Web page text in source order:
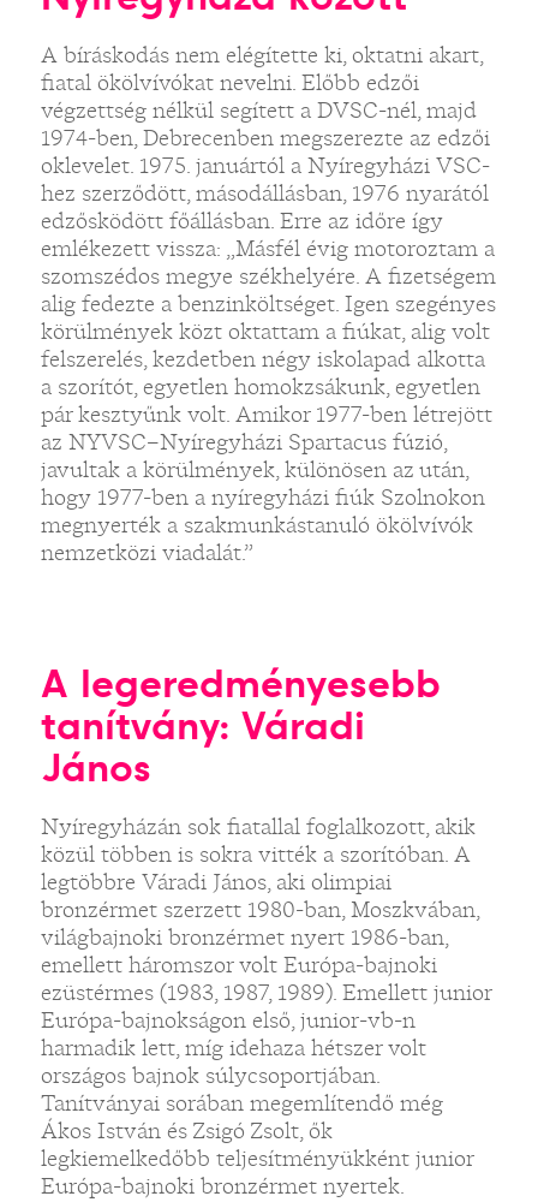
A bíráskodás nem elégítette ki, oktatni akart,
fiatal ökölvívókat nevelni. Előbb edzői
végzettség nélkül segített a DVSC-nél, majd
1974-ben, Debrecenben megszerezte az edzői
oklevelet. 1975. januártól a Nyíregyházi VSC-
hez szerződött, másodállásban, 1976 nyarától
edzősködött főállásban. Erre az időre így
emlékezett vissza: „Másfél évig motoroztam a
szomszédos megye székhelyére. A fizetségem
alig fedezte a benzinköltséget. Igen szegényes
körülmények közt oktattam a fiúkat, alig volt
felszerelés, kezdetben négy iskolapad alkotta
a szorítót, egyetlen homokzsákunk, egyetlen
pár kesztyűnk volt. Amikor 1977-ben létrejött
az NYVSC–Nyíregyházi Spartacus fúzió,
javultak a körülmények, különösen az után,
hogy 1977-ben a nyíregyházi fiúk Szolnokon
megnyerték a szakmunkástanuló ökölvívók
nemzetközi viadalát.”
A legeredményesebb
tanítvány: Váradi
János
Nyíregyházán sok fiatallal foglalkozott, akik
közül többen is sokra vitték a szorítóban. A
legtöbbre Váradi János, aki olimpiai
bronzérmet szerzett 1980-ban, Moszkvában,
világbajnoki bronzérmet nyert 1986-ban,
emellett háromszor volt Európa-bajnoki
ezüstérmes (1983, 1987, 1989). Emellett junior
Európa-bajnokságon első, junior-vb-n
harmadik lett, míg idehaza hétszer volt
országos bajnok súlycsoportjában.
Tanítványai sorában megemlítendő még
Ákos István és Zsigó Zsolt, ők
legkiemelkedőbb teljesítményükként junior
Európa-bajnoki bronzérmet nyertek.